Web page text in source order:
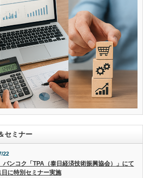
セミナー
22
バンコク「TPA（泰日経済技術振興協会）」にて
に特別セミナー実施